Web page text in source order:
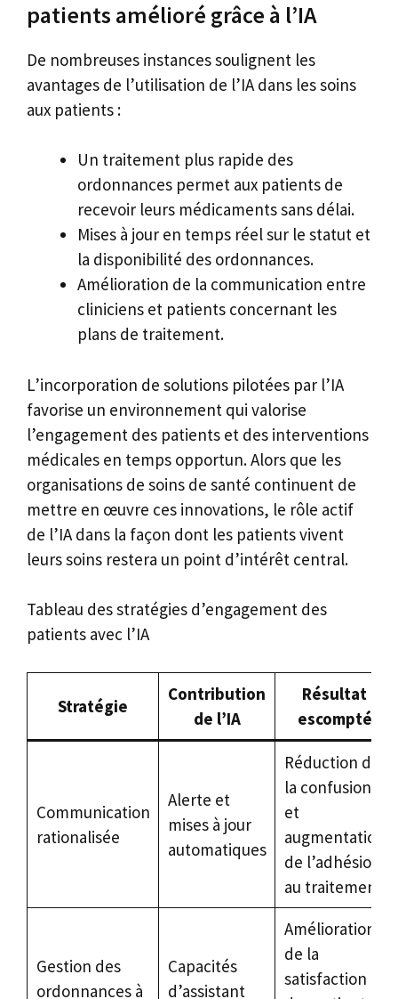
patients amélioré grâce à l’IA
De nombreuses instances soulignent les
avantages de l’utilisation de l’IA dans les soins
aux patients :
Un traitement plus rapide des
ordonnances permet aux patients de
recevoir leurs médicaments sans délai.
Mises à jour en temps réel sur le statut et
la disponibilité des ordonnances.
Amélioration de la communication entre
cliniciens et patients concernant les
plans de traitement.
L’incorporation de solutions pilotées par l’IA
favorise un environnement qui valorise
l’engagement des patients et des interventions
médicales en temps opportun. Alors que les
organisations de soins de santé continuent de
mettre en œuvre ces innovations, le rôle actif
de l’IA dans la façon dont les patients vivent
leurs soins restera un point d’intérêt central.
Tableau des stratégies d’engagement des
patients avec l’IA
Stratégie
Contribution
de l’IA
Résultat
escompté
Communication
rationalisée
Alerte et
mises à jour
automatiques
Réduction de
la confusion
et
augmentation
de l’adhésion
au traitement
Gestion des
ordonnances à
Capacités
d’assistant
Amélioration
de la
satisfaction